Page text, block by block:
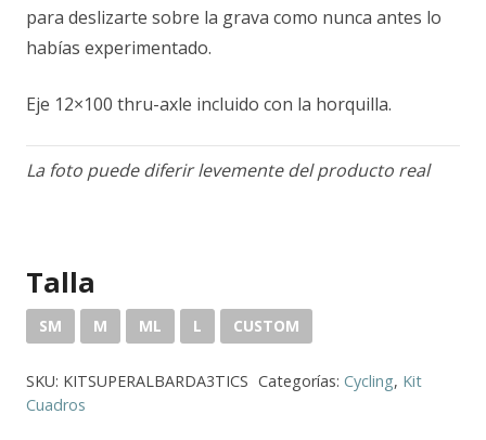
para deslizarte sobre la grava como nunca antes lo
habías experimentado.
Eje 12×100 thru-axle incluido con la horquilla.
La foto puede diferir levemente del producto real
Talla
SM M ML L CUSTOM
SKU: KITSUPERALBARDA3TICS Categorías: Cycling, Kit
Cuadros